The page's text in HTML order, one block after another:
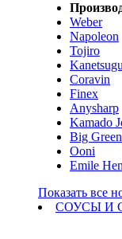
Weber
Napoleon
Tojiro
Kanetsugu
Coravin
Finex
Anysharp
Kamado
Big
Ooni
Emile
Показать все
СОУСЫ И